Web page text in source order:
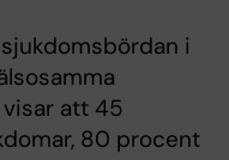
i
att 45
80 procent